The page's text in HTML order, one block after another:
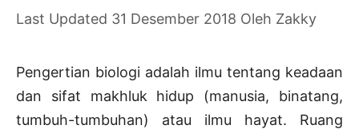
31 Desember 2018 Oleh Zakky
Pengertian biologi adalah ilmu tentang keadaan
dan sifat makhluk hidup (manusia, binatang,
tumbuh-tumbuhan) atau ilmu hayat. Ruang